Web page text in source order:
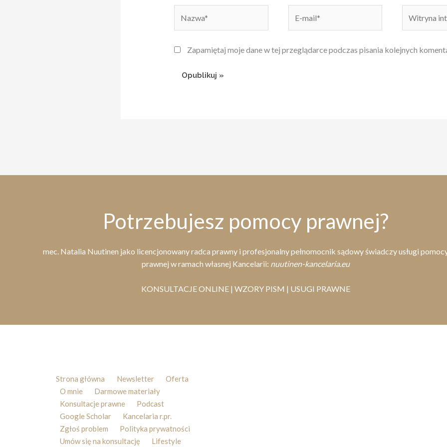
mail*
internetowa
Zapamiętaj moje dane w tej przeglądarce podczas pisania kolejnych
Potrzebujesz pomocy prawnej?
mec. Natalia Nuutinen jako licencjonowany radca prawny i profesjonalny pełnomocnik sądowy świadczy usługi
prawnej w ramach własnej Kancelarii: nuutinen-kancelaria.eu
KONSULTACJE ONLINE | WZORY PISM | USUGI PRAWNE
Strona główna Newsletter
Oferta
O mnie
Darmowe materiały
Konsultacje prawne
Podcast
Google Scholar
Kancelaria r.pr.
Zgłoś problem
Polityka prywatności
Umów się na konsultację
Lifestyle